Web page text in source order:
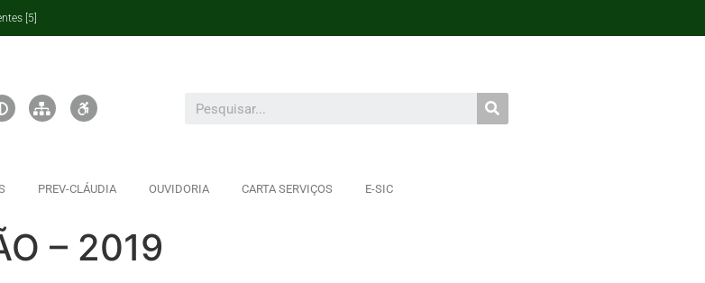
[5]
PREV-CLÁUDIA OUVIDORIA CARTA SERVIÇOS E-SIC
– 2019